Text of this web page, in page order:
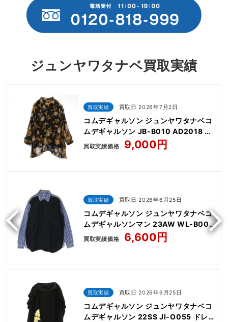
ジュンヤワタナベ買取実績
買取実績 買取日 2026年7月2日
コムデギャルソン ジュンヤワタナベコ
ムデギャルソン JB-B010 AD2018 花
柄 サイドプリーツ エステル フラワー
プリント シャツ ブラウス
買取実績価格 9,000円
買取実績 買取日 2026年6月25日
コムデギャルソン ジュンヤワタナベコ
ムデギャルソンマン 23AW WL-B004
ストライプ 切替 エルボーパッチ 長袖
買取実績価格 6,600円
買取実績 買取日 2026年6月25日
コムデギャルソン ジュンヤワタナベコ
ムデギャルソン 22SS JI-O055 ドレー